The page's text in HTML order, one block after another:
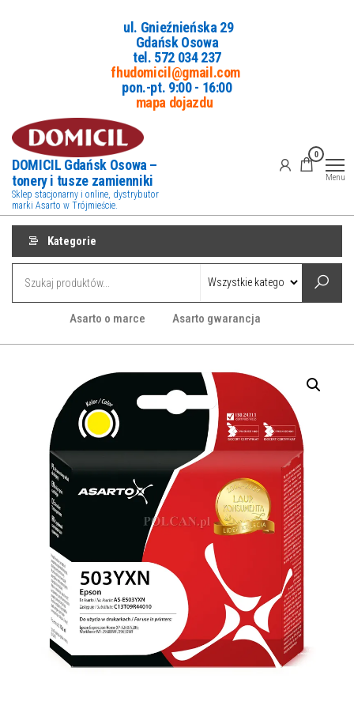
ul. Gnieźnieńska 29
Gdańsk Osowa
tel. 572 034 237
fhudomicil@gmail.com
pon.-pt. 9:00 - 16:00
mapa dojazdu
DOMICIL Gdańsk Osowa –
tonery i tusze zamienniki
Sklep stacjonarny i online, dystrybutor
marki Asarto w Trójmieście.
0
Menu
Kategorie
Asarto o marce Asarto gwarancja